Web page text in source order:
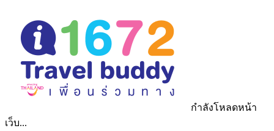
กำลังโหลดหน้า
เว็บ...